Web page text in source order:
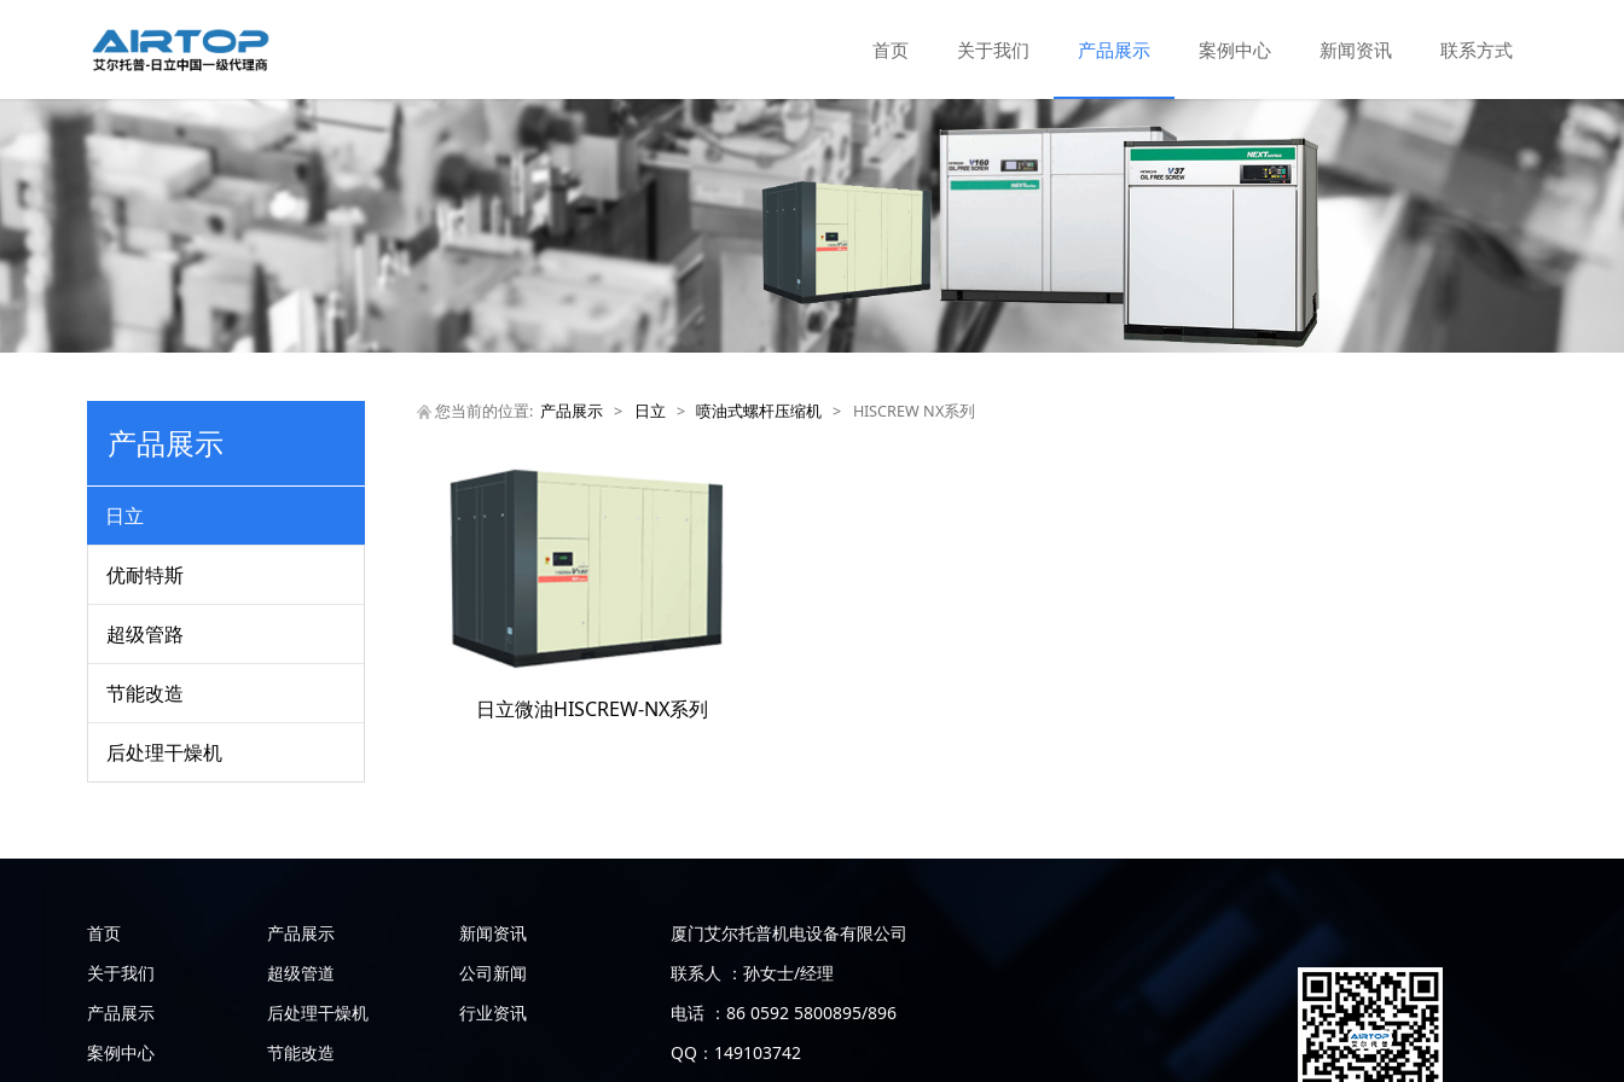
首页 关于我们 产品展示 案例中心 新闻资讯 联系方式
产品展示
日立
优耐特斯
超级管路
节能改造
后处理干燥机
您当前的位置: 产品展示 > 日立 > 喷油式螺杆压缩机 > HISCREW NX系列
日立微油HISCREW-NX系列
首页
关于我们
产品展示
案例中心
产品展示
超级管道
后处理干燥机
节能改造
新闻资讯
公司新闻
行业资讯
厦门艾尔托普机电设备有限公司
联系人 ：孙女士/经理
电话 ：86 0592 5800895/896
QQ：149103742